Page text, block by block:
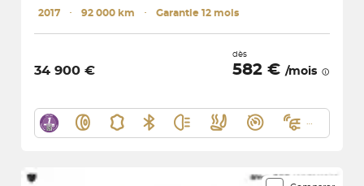
2017 ･ 92 000 km ･ Garantie 12 mois
34 900 €
dès
582 € /mois